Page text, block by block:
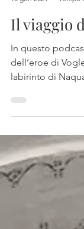
10 gen 2021
Tempo
Il viaggio
In questo
labirinto di
ma si pa